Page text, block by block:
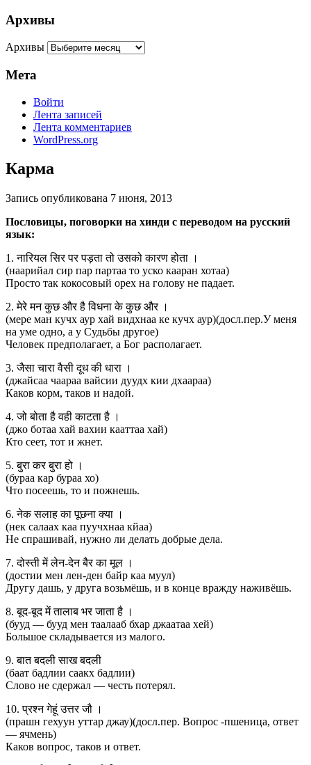
Архивы
Архивы
Мета
Войти
Лента записей
Лента комментариев
WordPress.org
Карма
Запись опубликована 7 июня, 2013
Пословицы, поговорки на хинди с переводом на русский
язык:
1. नारियल सिर पर पड़ता तो उसको कारण होता ।
(наарийал сир пар партаа то уско кааран хотаа)
Просто так кокосовый орех на голову не падает.
2. मेरे मन कुछ और है विधना के कुछ और ।
(мере ман кучх аур хай видхнаа ке кучх аур)(досл.пер.У меня
на уме одно, а у Судьбы другое)
Человек предполагает, а Бог располагает.
3. जैसा चारा वैसी दूध की धारा ।
(джайсаа чаараа вайсии дуудх кии дхаараа)
Каков корм, таков и надой.
4. जो बोता है वही काटता है ।
(джо ботаа хай вахии кааттаа хай)
Кто сеет, тот и жнет.
5. बुरा कर बुरा हो ।
(бураа кар бураа хо)
Что посеешь, то и пожнешь.
6. नेक सलाह का पूछना क्या ।
(нек салаах каа пуучхнаа кйаа)
Не спрашивай, нужно ли делать добрые дела.
7. दोस्ती में लेन-देन बैर का मूल ।
(достии мен лен-ден байр каа муул)
Другу дашь, у друга возьмёшь, и в конце вражду наживёшь.
8. बूद-बूद में तालाब भर जाता है ।
(бууд — бууд мен таалааб бхар джаатаа хей)
Большое складывается из малого.
9. बात बदली साख बदली
(баат бадлии саакх бадлии)
Слово не сдержал — честь потерял.
10. प्रश्न गेहूं उत्तर जौ ।
(прашн гехуун уттар джау)(досл.пер. Вопрос -пшеница, ответ
— ячмень)
Каков вопрос, таков и ответ.